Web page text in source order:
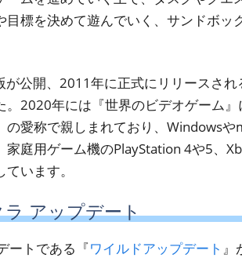
目標を決めて遊んでいく、サンドボッ
公開、2011年に正式にリリースさ
2020年には『世界のビデオゲーム』
の愛称で親しまれており、Windowsや
家庭用ゲーム機のPlayStation 4や5、
います。
アップデート
ートである『ワイルドアップデート 』